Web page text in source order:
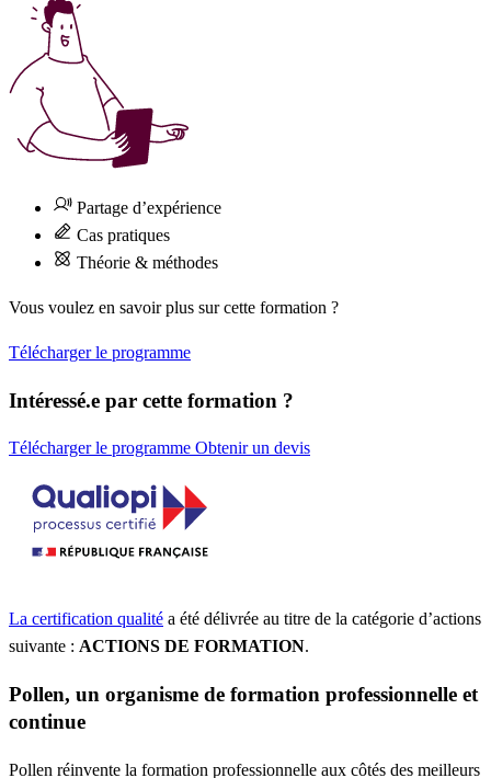
Partage d’expérience
Cas pratiques
Théorie & méthodes
Vous voulez en savoir plus sur cette formation ?
Télécharger le programme
Intéressé.e par cette formation ?
Télécharger le programme Obtenir un devis
La certification qualité a été délivrée au titre de la catégorie d’actions
suivante : ACTIONS DE FORMATION.
Pollen, un organisme de formation professionnelle et
continue
Pollen réinvente la formation professionnelle aux côtés des meilleurs